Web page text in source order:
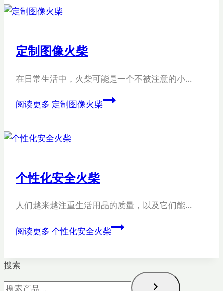
定制图像火柴
在日常生活中，火柴可能是一个不被注意的小…
阅读更多 定制图像火柴
个性化安全火柴
人们越来越注重生活用品的质量，以及它们能…
阅读更多 个性化安全火柴
搜索